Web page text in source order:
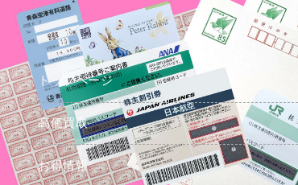
トップページ
高価買取
お得情報